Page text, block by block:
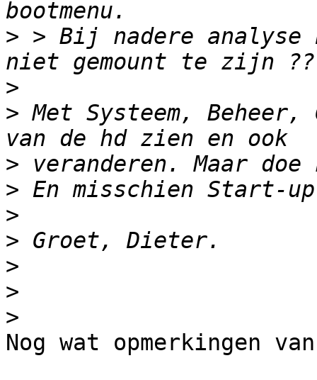
> > Bij nadere
>
> Met Systeem,
>
>
>
>
>
>
>
Nog wat opmerkingen